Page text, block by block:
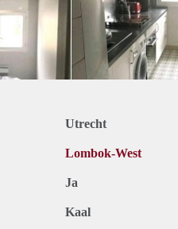
Utrecht
Lombok-West
Ja
Kaal